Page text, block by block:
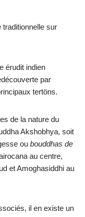
érudit indien
par
tertöns.
de la nature du
Akshobhya, soit
ou bouddhas de
au centre,
et Amoghasiddhi au
il en existe un